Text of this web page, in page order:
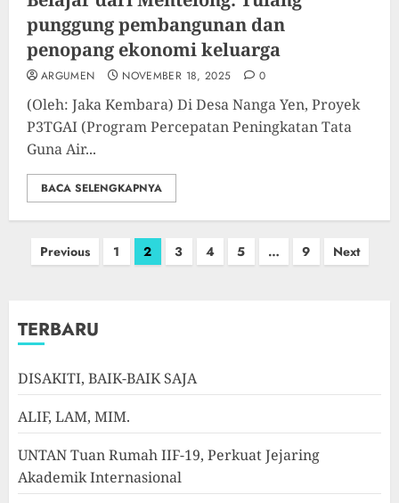
punggung pembangunan dan
penopang ekonomi keluarga
ARGUMEN NOVEMBER 18, 2025 0
(Oleh: Jaka Kembara) Di Desa Nanga Yen, Proyek
P3TGAI (Program Percepatan Peningkatan Tata
Guna Air...
BACA SELENGKAPNYA
Paginasi
Previous 1 2 3 4 5 … 9 Next
TERBARU
DISAKITI, BAIK-BAIK SAJA
ALIF, LAM, MIM.
UNTAN Tuan Rumah IIF-19, Perkuat Jejaring
Akademik Internasional